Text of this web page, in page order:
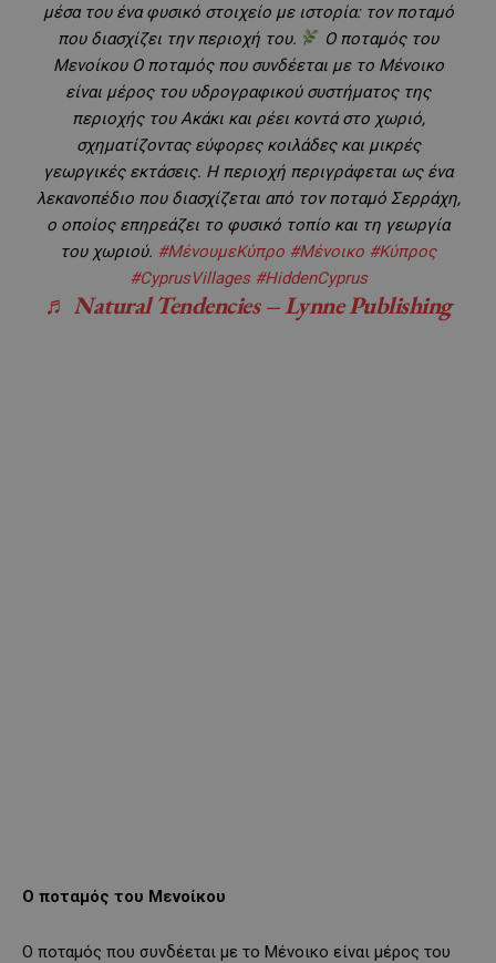
μέσα του ένα φυσικό στοιχείο με ιστορία: τον ποταμό
που διασχίζει την περιοχή του.
Ο ποταμός του
Μενοίκου Ο ποταμός που συνδέεται με το Μένοικο
είναι μέρος του υδρογραφικού συστήματος της
περιοχής του Ακάκι και ρέει κοντά στο χωριό,
σχηματίζοντας εύφορες κοιλάδες και μικρές
γεωργικές εκτάσεις. Η περιοχή περιγράφεται ως ένα
λεκανοπέδιο που διασχίζεται από τον ποταμό Σερράχη,
ο οποίος επηρεάζει το φυσικό τοπίο και τη γεωργία
του χωριού. #ΜένουμεΚύπρο #Μένοικο #Κύπρος
#CyprusVillages #HiddenCyprus
♬ Natural Tendencies – Lynne Publishing
Ο ποταμός του Μενοίκου
Ο ποταμός που συνδέεται με το Μένοικο είναι μέρος του